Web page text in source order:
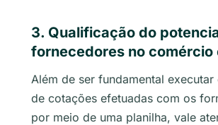
3. Qualificação do
fornecedores no comércio
Além de ser fundamental
de cotações efetuadas com os
por meio de uma planilha, vale